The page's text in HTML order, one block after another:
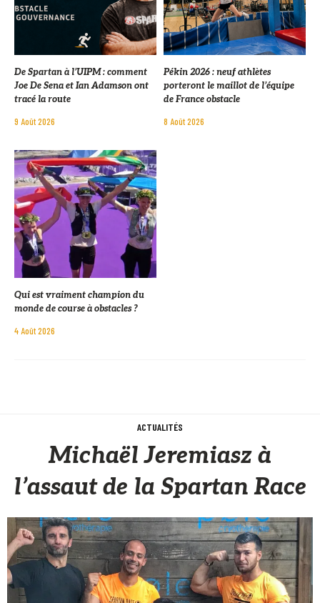
De Spartan à l’UIPM : comment
Joe De Sena et Ian Adamson ont
tracé la route
9 Août 2026
Pékin 2026 : neuf athlètes
porteront le maillot de l’équipe
de France obstacle
8 Août 2026
Qui est vraiment champion du
monde de course à obstacles ?
4 Août 2026
ACTUALITÉS
Michaël Jeremiasz à
l’assaut de la Spartan Race